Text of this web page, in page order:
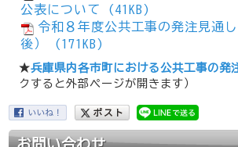
公表について (41KB)
令和８年度公共工事の発注見通
後） (171KB)
★兵庫県内各市町における公共工事の発
クすると外部ページが開きます）
お問い合わせ